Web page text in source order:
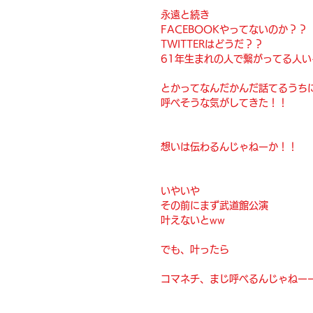
永遠と続き
FACEBOOKやってないのか？？
TWITTERはどうだ？？
61年生まれの人で繋がってる人い
とかってなんだかんだ話てるうち
呼べそうな気がしてきた！！
想いは伝わるんじゃねーか！！
いやいや
その前にまず武道館公演
叶えないとww
でも、叶ったら
コマネチ、まじ呼べるんじゃねー